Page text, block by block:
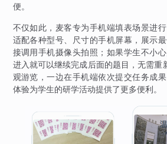
便。
不仅如此，麦客专为手机端填表场景进
适配各种型号、尺寸的手机屏幕，展示
接调用手机摄像头拍照；如果学生不小
进入就可以继续完成后面的题目，无需
观游览，一边在手机端依次提交任务成
体验为学生的研学活动提供了更多便利。